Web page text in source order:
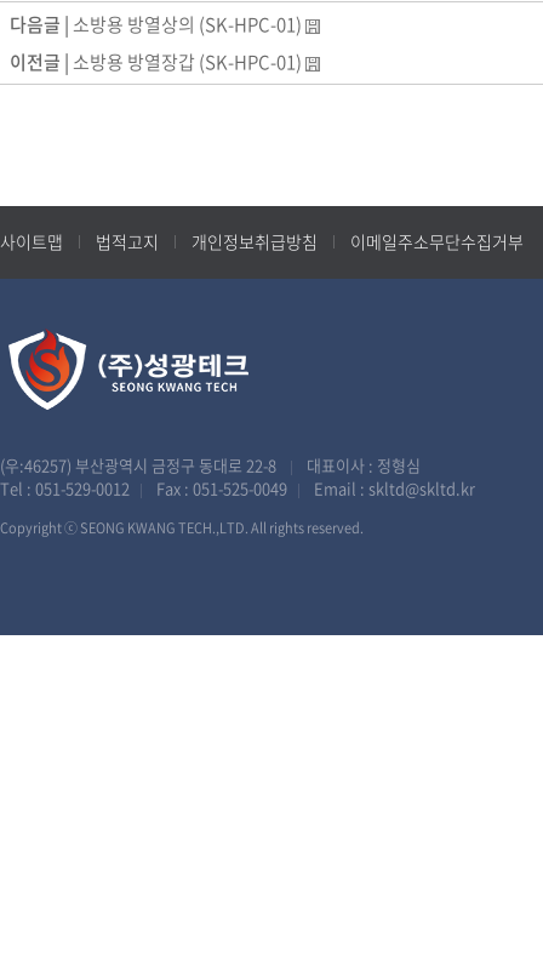
다음글 |소방용 방열상의 (SK-HPC-01)
이전글 |소방용 방열장갑 (SK-HPC-01)
사이트맵 법적고지 개인정보취급방침 이메일주소무단수집거부
(우:46257) 부산광역시 금정구 동대로 22-8 |
대표이사 : 정형심
Tel : 051-529-0012 | Fax : 051-525-0049 | Email : skltd@skltd.kr
Copyright ⓒ SEONG KWANG TECH.,LTD. All rights reserved.